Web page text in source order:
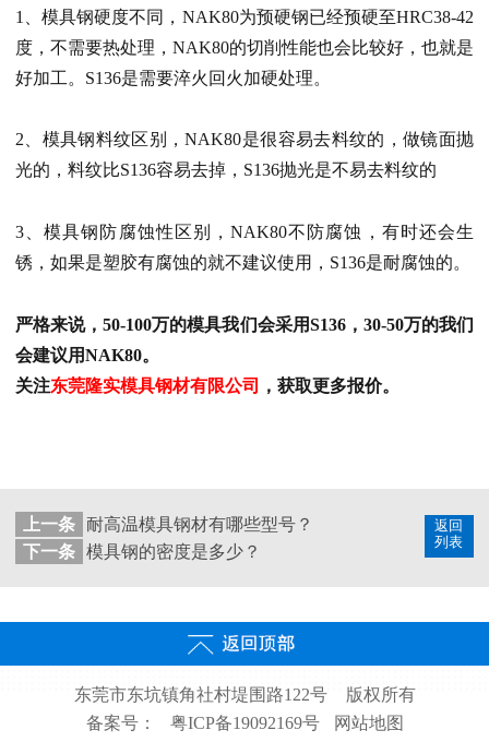
1、模具钢硬度不同，NAK80为预硬钢已经预硬至HRC38-42
度，不需要热处理，NAK80的切削性能也会比较好，也就是
好加工。S136是需要淬火回火加硬处理。
2、模具钢料纹区别，NAK80是很容易去料纹的，做镜面抛
光的，料纹比S136容易去掉，S136抛光是不易去料纹的
3、模具钢防腐蚀性区别，NAK80不防腐蚀，有时还会生
锈，如果是塑胶有腐蚀的就不建议使用，S136是耐腐蚀的。
严格来说，50-100万的模具我们会采用S136，30-50万的我们
会建议用NAK80。
关注东莞隆实模具钢材有限公司 ，获取更多报价。
返回
列表
上一条 耐高温模具钢材有哪些型号？
下一条 模具钢的密度是多少？
东莞市东坑镇角社村堤围路122号
版权所有
备案号：
粤ICP备19092169号 网站地图